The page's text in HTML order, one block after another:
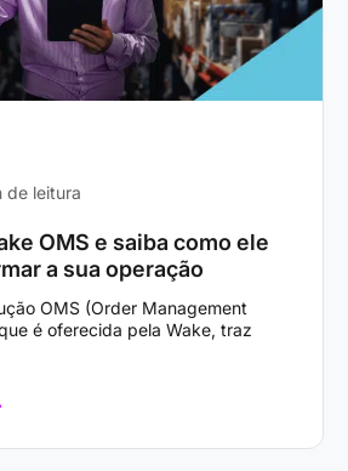
de leitura
OMS e saiba como ele
a sua operação
OMS (Order Management
é oferecida pela Wake, traz